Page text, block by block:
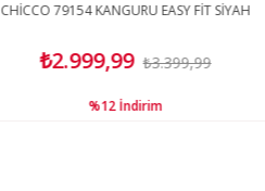
CHİCCO 79154 KANGURU EASY FİT SİYAH
₺2.999,99 ₺3.399,99
%12İndirim